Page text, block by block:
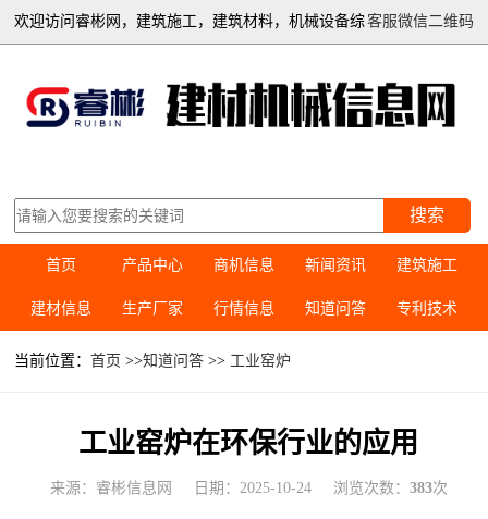
客服微信二维码
欢迎访问睿彬网，建筑施工，建筑材料，机械设备综
搜索
首页 产品中心 商机信息 新闻资讯 建筑施工
建材信息 生产厂家 行情信息 知道问答 专利技术
当前位置：首页 >>知道问答 >> 工业窑炉
工业窑炉在环保行业的应用
来源：睿彬信息网 日期：2025-10-24 浏览次数： 383次